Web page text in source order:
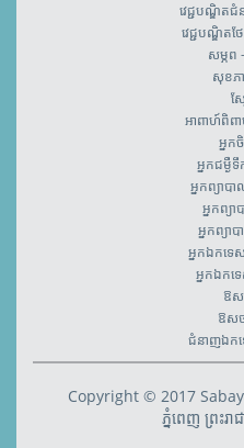
វេជ្ជបណ្ឌិតជំ
វេជ្ជបណ្ឌិតថ
សម្ភព
សុខភ
ស្
អាពាហ៍ពិព
អ្នកចិ
អ្នកជម្ងឺ
អ្នកព្យាប
អ្នកព្យ
អ្នកព្យា
អ្នកឯកទេ
អ្នកឯកទ
ឱស
ឱសថ
ជំនាញឯក
Copyright © 2017
ភ្នំពេញ ព្រះរ